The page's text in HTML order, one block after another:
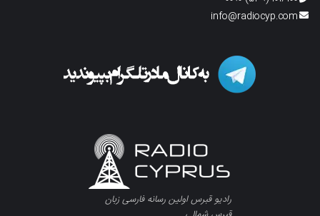
info@radiocyp.com
رادیو قبرس اولین رسانه فارسی زبان